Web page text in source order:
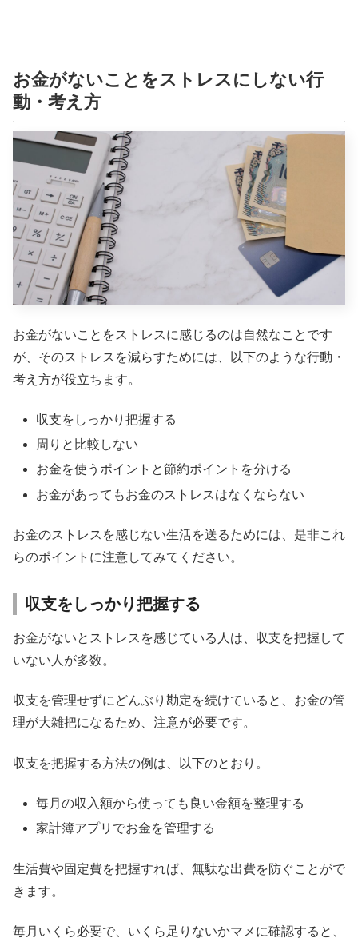
お金がないことをストレスにしない行
動・考え方
お金がないことをストレスに感じるのは自然なことです
が、そのストレスを減らすためには、以下のような行動・
考え方が役立ちます。
収支をしっかり把握する
周りと比較しない
お金を使うポイントと節約ポイントを分ける
お金があってもお金のストレスはなくならない
お金のストレスを感じない生活を送るためには、是非これ
らのポイントに注意してみてください。
収支をしっかり把握する
お金がないとストレスを感じている人は、収支を把握して
いない人が多数。
収支を管理せずにどんぶり勘定を続けていると、お金の管
理が大雑把になるため、注意が必要です。
収支を把握する方法の例は、以下のとおり。
毎月の収入額から使っても良い金額を整理する
家計簿アプリでお金を管理する
生活費や固定費を把握すれば、無駄な出費を防ぐことがで
きます。
毎月いくら必要で、いくら足りないかマメに確認すると、